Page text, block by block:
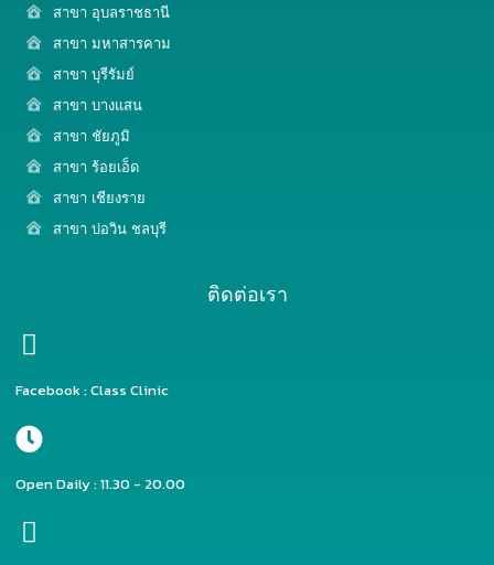
สาขา อุบลราชธานี
สาขา มหาสารคาม
สาขา บุรีรัมย์
สาขา บางแสน
สาขา ชัยภูมิ
สาขา ร้อยเอ็ด
สาขา เชียงราย
สาขา บ่อวิน ชลบุรี
ติดต่อเรา
Facebook : Class Clinic
Open Daily : 11.30 - 20.00